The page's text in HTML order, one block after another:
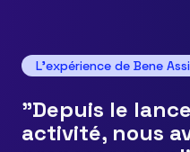
L’expérience de Bene
"Depuis le
activité, nous